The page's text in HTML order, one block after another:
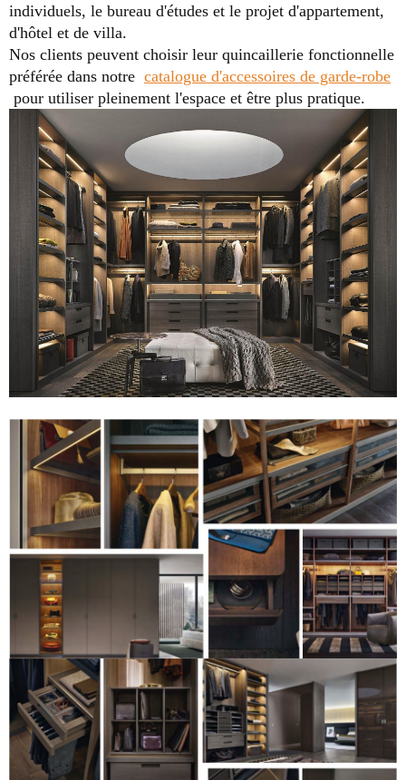
individuels, le bureau d'études et le projet d'appartement,
d'hôtel et de villa.
Nos clients peuvent choisir leur quincaillerie fonctionnelle
préférée dans notre catalogue d'accessoires de garde-robe
pour utiliser pleinement l'espace et être plus pratique.